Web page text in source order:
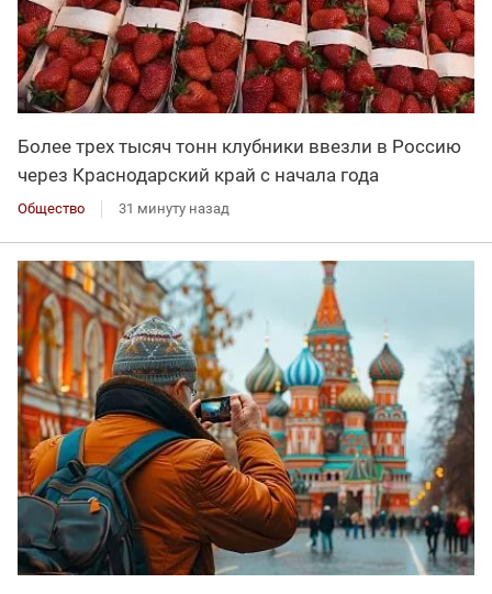
Более трех тысяч тонн клубники ввезли в Россию
через Краснодарский край с начала года
Общество 31 минуту назад